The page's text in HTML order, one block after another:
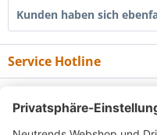
Kunden haben sich
Service Hotline
Informationen